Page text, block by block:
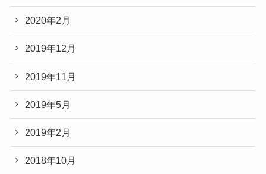
2020年2月
2019年12月
2019年11月
2019年5月
2019年2月
2018年10月